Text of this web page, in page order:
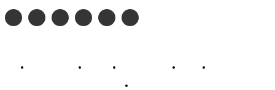
Profil Madu TV Redaksi Pedoman Siber Kontak